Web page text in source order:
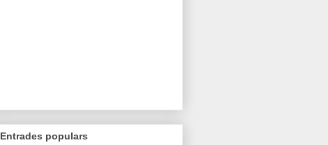
Entrades populars